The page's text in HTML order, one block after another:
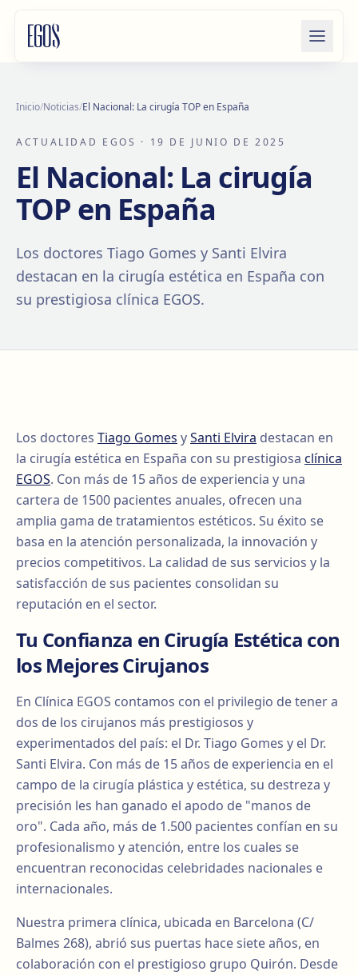
Inicio/Noticias/El Nacional: La cirugía TOP en España
ACTUALIDAD EGOS · 19 DE JUNIO DE 2025
El Nacional: La cirugía
TOP en España
Los doctores Tiago Gomes y Santi Elvira
destacan en la cirugía estética en España con
su prestigiosa clínica EGOS.
Los doctores Tiago Gomes ySanti Elvira destacan en
la cirugía estética en España con su prestigiosa clínica
EGOS. Con más de 15 años de experiencia y una
cartera de 1500 pacientes anuales, ofrecen una
amplia gama de tratamientos estéticos. Su éxito se
basa en la atención personalizada, la innovación y
precios competitivos. La calidad de sus servicios y la
satisfacción de sus pacientes consolidan su
reputación en el sector.
Tu Confianza en Cirugía Estética con
los Mejores Cirujanos
En Clínica EGOS contamos con el privilegio de tener a
dos de los cirujanos más prestigiosos y
experimentados del país: el Dr. Tiago Gomes y el Dr.
Santi Elvira. Con más de 15 años de experiencia en el
campo de la cirugía plástica y estética, su destreza y
precisión les han ganado el apodo de "manos de
oro". Cada año, más de 1.500 pacientes confían en su
profesionalismo y atención, entre los cuales se
encuentran reconocidas celebridades nacionales e
internacionales.
Nuestra primera clínica, ubicada en Barcelona (C/
Balmes 268), abrió sus puertas hace siete años, en
colaboración con el prestigioso grupo Quirón. Desde